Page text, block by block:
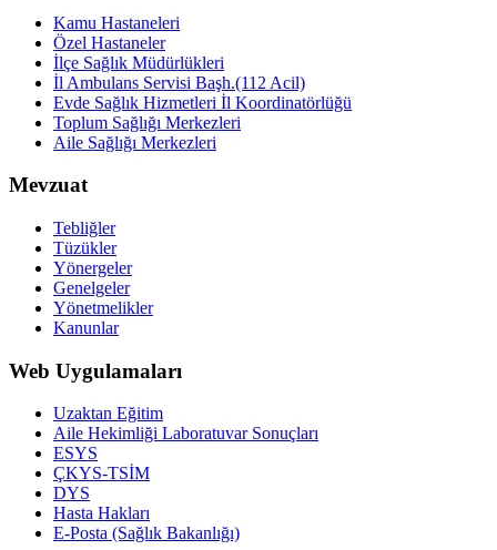
Kamu Hastaneleri
Özel Hastaneler
İlçe Sağlık Müdürlükleri
İl Ambulans Servisi Başh.(112 Acil)
Evde Sağlık Hizmetleri İl Koordinatörlüğü
Toplum Sağlığı Merkezleri
Aile Sağlığı Merkezleri
Mevzuat
Tebliğler
Tüzükler
Yönergeler
Genelgeler
Yönetmelikler
Kanunlar
Web Uygulamaları
Uzaktan Eğitim
Aile Hekimliği Laboratuvar Sonuçları
ESYS
ÇKYS-TSİM
DYS
Hasta Hakları
E-Posta (Sağlık Bakanlığı)